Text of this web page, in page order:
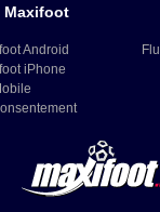
Maxifoot
Android
iPhone